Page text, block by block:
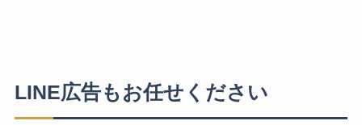
LINE広告もお任せください